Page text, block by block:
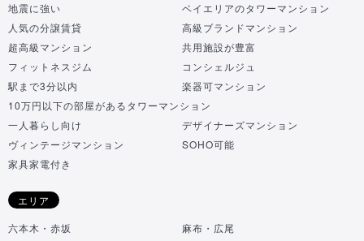
地震に強い
ベイエリアのタワーマンション
人気の分譲賃貸
高級ブランドマンション
超高級マンション
共用施設が豊富
フィットネスジム
コンシェルジュ
駅まで3分以内
楽器可マンション
10万円以下の部屋があるタワーマンション
一人暮らし向け
デザイナーズマンション
ヴィンテージマンション
SOHO可能
家具家電付き
エリア
六本木・赤坂
麻布・広尾